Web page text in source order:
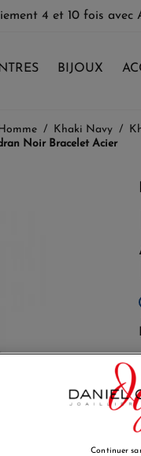
4 et 10 fois
BIJOUX
Khaki Navy
Noir Bracelet Acier
Continuer